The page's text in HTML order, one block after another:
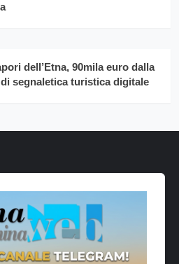
dell’Etna, 90mila euro dalla
segnaletica turistica digitale